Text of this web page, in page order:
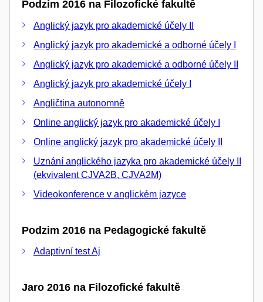
Podzim 2016 na Filozofické fakultě
Anglický jazyk pro akademické účely II
Anglický jazyk pro akademické a odborné účely I
Anglický jazyk pro akademické a odborné účely II
Anglický jazyk pro akademické účely I
Angličtina autonomně
Online anglický jazyk pro akademické účely I
Online anglický jazyk pro akademické účely II
Uznání anglického jazyka pro akademické účely II
(ekvivalent CJVA2B, CJVA2M)
Videokonference v anglickém jazyce
Podzim 2016 na Pedagogické fakultě
Adaptivní test Aj
Jaro 2016 na Filozofické fakultě